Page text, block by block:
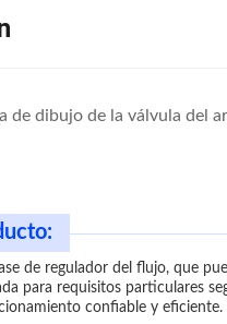
de dibujo de la válvula del
de regulador del flujo, que
para requisitos particulares
confiable y